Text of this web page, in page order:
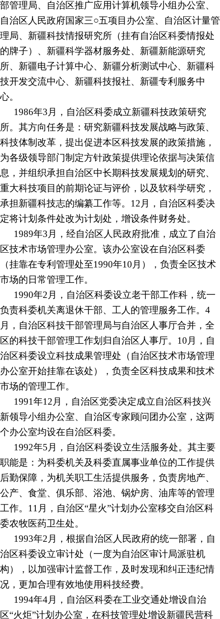
部管理局、自治区推广应用计算机领导小组办公室、
自治区人民政府国家三○五项目办公室、自治区计量管
理局、新疆科技情报研究所（挂有自治区科委情报处
的牌子）、新疆科学器材服务处、新疆新能源研究
所、新疆电子计算中心、新疆分析测试中心、新疆科
技开发交流中心、新疆科技报社、新疆专利服务中
心。
1986年3月，自治区科委成立新疆科技政策研究
所。其方向任务是：研究新疆科技发展战略与政策、
科技体制改革，提出促进本区科技发展的政策措施，
为各级领导部门制定方针政策提供理论依据与决策信
息，并组织承担自治区中长期科技发展规划的研究、
重大科技项目的前期论证与评价，以及软科学研究，
承担新疆科技志的编纂工作等。12月，自治区科委决
定将计划条件处改为计划处，增设条件财务处。
1989年3月，经自治区人民政府批准，成立了自治
区技术市场管理办公室。该办公室设在自治区科委
（挂靠在专利管理处至1990年10月），负责全区技术
市场的日常管理工作。
1990年2月，自治区科委设立老干部工作科，统一
负责科委机关离退休干部、工人的管理服务工作。4
月，自治区科技干部管理局与自治区人事厅合并，全
区的科技干部管理工作划归自治区人事厅。10月，自
治区科委设立科技成果管理处（自治区技术市场管理
办公室开始挂靠在该处），负责全区科技成果和技术
市场的管理工作。
1991年12月，自治区党委决定成立自治区科技兴
新领导小组办公室、自治区专家顾问团办公室，这两
个办公室均设在自治区科委。
1992年5月，自治区科委设立生活服务处。其主要
职能是：为科委机关及科委直属事业单位的工作提供
后勤保障，为机关职工生活提供服务，负责房地产、
公产、食堂、俱乐部、浴池、锅炉房、油库等的管理
工作。11月，自治区“星火”计划办公室移交自治区科
委农牧医药卫生处。
1993年2月，根据自治区人民政府的统一部署，自
治区科委设立审计处（一度为自治区审计局派驻机
构），以加强审计监督工作，及时发现和纠正违纪情
况，更加合理有效地使用科技经费。
1994年4月，自治区科委在工业交通处增设自治
区“火炬”计划办公室，在科技管理处增设新疆民营科